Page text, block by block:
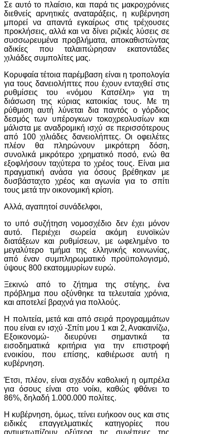
Σε αυτό το πλαίσιο, και παρά τις μακροχρόνιες
διεθνείς αρνητικές αναταράξεις, η κυβέρνηση
μπορεί να απαντά εγκαίρως στις τρέχουσες
προκλήσεις, αλλά και να δίνει ριζικές λύσεις σε
συσσωρευμένα προβλήματα, αποκαθιστώντας
αδικίες που ταλαιπώρησαν εκατοντάδες
χιλιάδες συμπολίτες μας.
Κορυφαία τέτοια παρέμβαση είναι η τροπολογία
για τους δανειολήπτες που έχουν ενταχθεί στις
ρυθμίσεις του «νόμου Κατσέλη» για τη
διάσωση της κύριας κατοικίας τους. Με τη
ρύθμιση αυτή λύνεται δια παντός ο γόρδιος
δεσμός των υπέρογκων τοκοχρεολυσίων και
μάλιστα με αναδρομική ισχύ σε περισσότερους
από 100 χιλιάδες δανειολήπτες. Οι οφειλέτες
πλέον θα πληρώνουν μικρότερη δόση,
συνολικά μικρότερο χρηματικό ποσό, ενώ θα
εξοφλήσουν ταχύτερα το χρέος τους. Είναι μια
πραγματική ανάσα για όσους βρέθηκαν με
δυσβάσταχτο χρέος και αγωνία για το σπίτι
τους μετά την οικονομική κρίση.
Αλλά, αγαπητοί συνάδελφοι,
το υπό συζήτηση νομοσχέδιο δεν έχει μόνον
αυτό. Περιέχει σωρεία ακόμη ευνοϊκών
διατάξεων και ρυθμίσεων, με ωφελημένο το
μεγαλύτερο τμήμα της ελληνικής κοινωνίας,
από έναν συμπληρωματικό προϋπολογισμό,
ύψους 800 εκατομμυρίων ευρώ.
Ξεκινώ από το ζήτημα της στέγης, ένα
πρόβλημα που οξύνθηκε τα τελευταία χρόνια,
και αποτελεί βραχνά για πολλούς.
Η πολιτεία, μετά και από σειρά προγραμμάτων
που είναι εν ισχύ -Σπίτι μου 1 και 2, Ανακαινίζω,
Εξοικονομώ- διευρύνει σημαντικά τα
εισοδηματικά κριτήρια για την επιστροφή
ενοικίου, που επίσης, καθιέρωσε αυτή η
κυβέρνηση.
Έτσι, πλέον, είναι σχεδόν καθολική η ομπρέλα
για όσους είναι στο νοίκι, καθώς φθάνει το
86%, δηλαδή 1.000.000 πολίτες.
Η κυβέρνηση, όμως, τείνει ευήκοον ους και στις
ειδικές επαγγελματικές κατηγορίες που
αντιμετωπίζουν οξύτερα τις συνέπειες της